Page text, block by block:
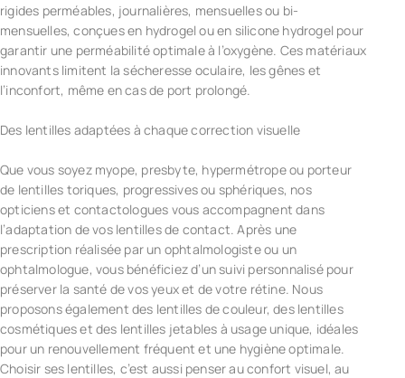
rigides perméables, journalières, mensuelles ou bi-
mensuelles, conçues en hydrogel ou en silicone hydrogel pour
garantir une perméabilité optimale à l’oxygène. Ces matériaux
innovants limitent la sécheresse oculaire, les gênes et
l’inconfort, même en cas de port prolongé.
Des lentilles adaptées à chaque correction visuelle
Que vous soyez myope, presbyte, hypermétrope ou porteur
de lentilles toriques, progressives ou sphériques, nos
opticiens et contactologues vous accompagnent dans
l’adaptation de vos lentilles de contact. Après une
prescription réalisée par un ophtalmologiste ou un
ophtalmologue, vous bénéficiez d’un suivi personnalisé pour
préserver la santé de vos yeux et de votre rétine. Nous
proposons également des lentilles de couleur, des lentilles
cosmétiques et des lentilles jetables à usage unique, idéales
pour un renouvellement fréquent et une hygiène optimale.
Choisir ses lentilles, c’est aussi penser au confort visuel, au